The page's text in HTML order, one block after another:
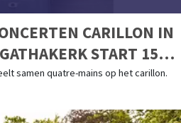
CARILLON IN
START 15
samen quatre-mains op het carillon.